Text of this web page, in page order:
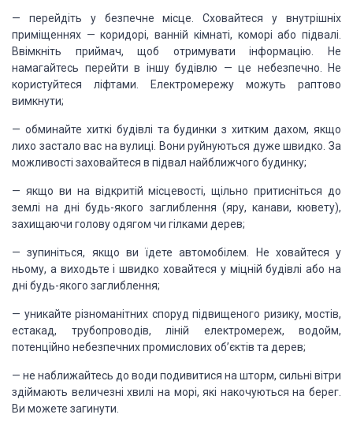
— перейдіть у безпечне місце. Сховайтеся у внутрішніх
приміщеннях — коридорі, ванній кімнаті, коморі або підвалі.
Ввімкніть приймач, щоб отримувати інформацію. Не
намагайтесь перейти в іншу будівлю — це небезпечно. Не
користуйтеся ліфтами. Електромережу можуть раптово
вимкнути;
— обминайте хиткі будівлі та будинки з хитким дахом, якщо
лихо застало вас на вулиці. Вони руйнуються дуже швидко. За
можливості заховайтеся в підвал найближчого будинку;
— якщо ви на відкритій місцевості, щільно притисніться до
землі на дні будь-якого заглиблення (яру, канави, кювету),
захищаючи голову одягом чи гілками дерев;
— зупиніться, якщо ви їдете автомобілем. Не ховайтеся у
ньому, а виходьте і швидко ховайтеся у міцній будівлі або на
дні будь-якого заглиблення;
— уникайте різноманітних споруд підвищеного ризику, мостів,
естакад, трубопроводів, ліній електромереж, водойм,
потенційно небезпечних промислових об’єктів та дерев;
— не наближайтесь до води подивитися на шторм, сильні вітри
здіймають величезні хвилі на морі, які накочуються на берег.
Ви можете загинути.